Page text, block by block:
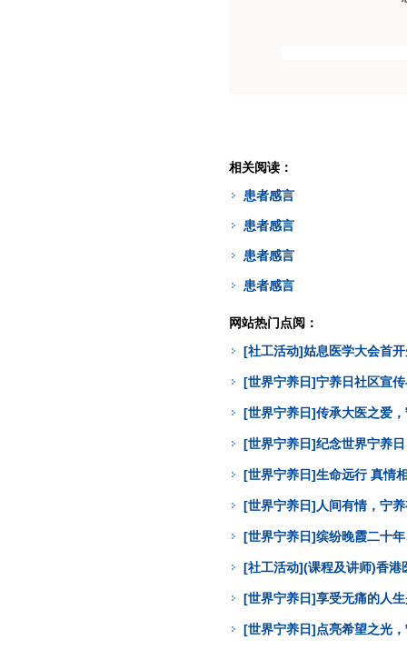
相关阅读：
患者感言
患者感言
患者感言
患者感言
网站热门点阅：
[社工活动]姑息医学大会首
[世界宁养日]宁养日社区宣
[世界宁养日]传承大医之爱
[世界宁养日]纪念世界宁养
[世界宁养日]生命远行 真情
[世界宁养日]人间有情，宁
[世界宁养日]缤纷晚霞二十
[社工活动](课程及讲师)香
[世界宁养日]享受无痛的人
[世界宁养日]点亮希望之光